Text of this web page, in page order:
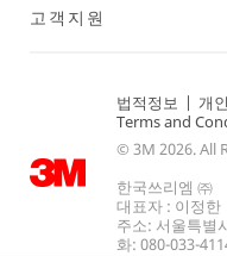
고객지원
법적정보 | 개
Terms and
© 3M 2026. All
한국쓰리엠 ㈜
대표자 : 이정
주소: 서울특별
화: 080-033-